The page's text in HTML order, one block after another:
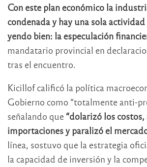
Con este plan económico la
condenada y hay una sola actividad
yendo bien: la especulación
mandatario provincial en
tras el encuentro.
Kicillof calificó la política
Gobierno como “totalmente anti-
señalando que “dolarizó los
importaciones y paralizó el
línea, sostuvo que la estrategia
la capacidad de inversión y la